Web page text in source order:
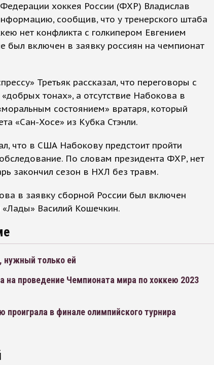
хоккея России (ФХР) Владислав
сообщив, что у тренерского штаба
нет конфликта с голкипером Евгением
был включен в заявку россиян на чемпионат
Третьяк рассказал, что переговоры с
тонах», а отсутствие Набокова в
состоянием» вратаря, который
«Сан-Хосе» из Кубка Стэнли.
что в США Набокову предстоит пройти
По словам президента ФХР, нет
закончил сезон в НХЛ без травм.
в заявку сборной России был включен
«Лады» Василий Кошечкин.
нужный только ей
на проведение Чемпионата мира по хоккею 2023
проиграла в финале олимпийского турнира